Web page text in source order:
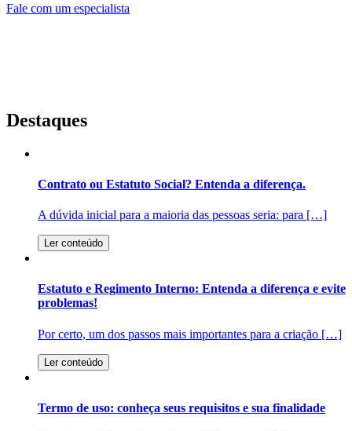
Fale com um especialista
Destaques
Contrato ou Estatuto Social? Entenda a diferença.
A dúvida inicial para a maioria das pessoas seria: para […]
Ler conteúdo
Estatuto e Regimento Interno: Entenda a diferença e evite
problemas!
Por certo, um dos passos mais importantes para a criação […]
Ler conteúdo
Termo de uso: conheça seus requisitos e sua finalidade